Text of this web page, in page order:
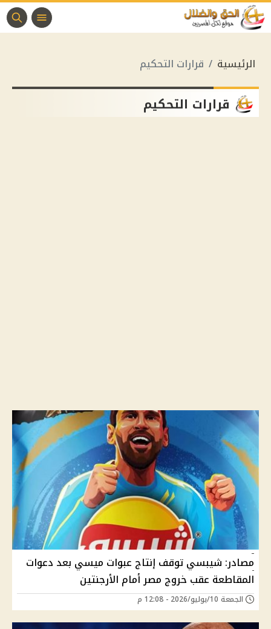
الرئيسية قرارات التحكيم
قرارات التحكيم
مصادر: شيبسي توقف إنتاج عبوات ميسي بعد دعوات
المقاطعة عقب خروج مصر أمام الأرجنتين
الجمعة 10/يوليو/2026 - 12:08 م